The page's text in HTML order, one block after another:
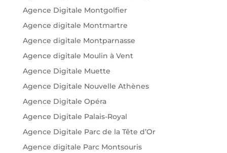
Agence Digitale Montgolfier
Agence digitale Montmartre
Agence digitale Montparnasse
Agence digitale Moulin à Vent
Agence Digitale Muette
Agence Digitale Nouvelle Athènes
Agence Digitale Opéra
Agence Digitale Palais-Royal
Agence Digitale Parc de la Tête d’Or
Agence digitale Parc Montsouris